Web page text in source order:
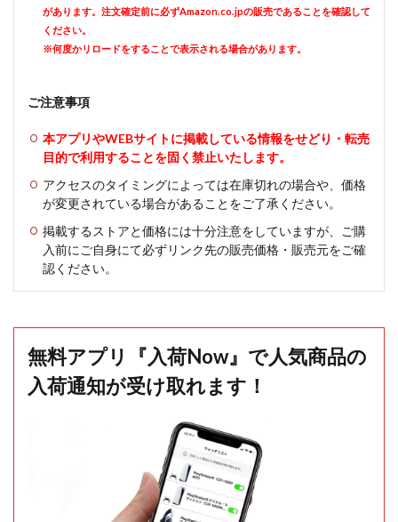
があります。注文確定前に必ずAmazon.co.jpの販売であることを確認して
ください。
※何度かリロードをすることで表示される場合があります。
ご注意事項
本アプリやWEBサイトに掲載している情報をせどり・転売
目的で利用することを固く禁止いたします。
アクセスのタイミングによっては在庫切れの場合や、価格
が変更されている場合があることをご了承ください。
掲載するストアと価格には十分注意をしていますが、ご購
入前にご自身にて必ずリンク先の販売価格・販売元をご確
認ください。
無料アプリ『入荷Now』で人気商品の
入荷通知が受け取れます！